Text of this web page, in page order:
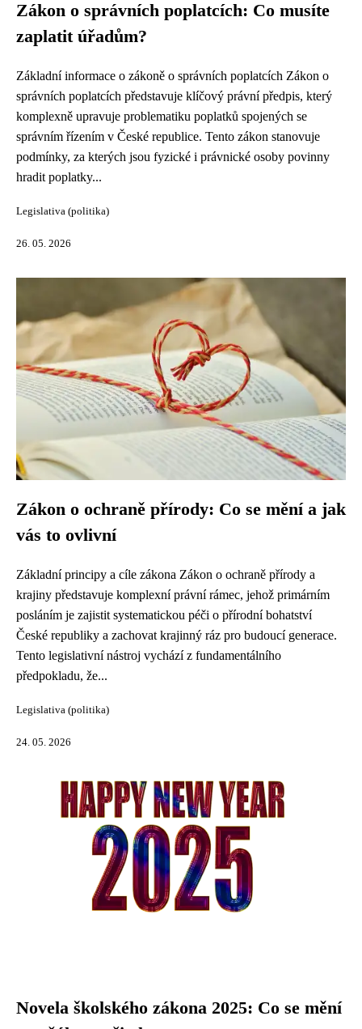
Zákon o správních poplatcích: Co musíte
zaplatit úřadům?
Základní informace o zákoně o správních poplatcích Zákon o
správních poplatcích představuje klíčový právní předpis, který
komplexně upravuje problematiku poplatků spojených se
správním řízením v České republice. Tento zákon stanovuje
podmínky, za kterých jsou fyzické i právnické osoby povinny
hradit poplatky...
Legislativa (politika)
26. 05. 2026
Zákon o ochraně přírody: Co se mění a jak
vás to ovlivní
Základní principy a cíle zákona Zákon o ochraně přírody a
krajiny představuje komplexní právní rámec, jehož primárním
posláním je zajistit systematickou péči o přírodní bohatství
České republiky a zachovat krajinný ráz pro budoucí generace.
Tento legislativní nástroj vychází z fundamentálního
předpokladu, že...
Legislativa (politika)
24. 05. 2026
Novela školského zákona 2025: Co se mění